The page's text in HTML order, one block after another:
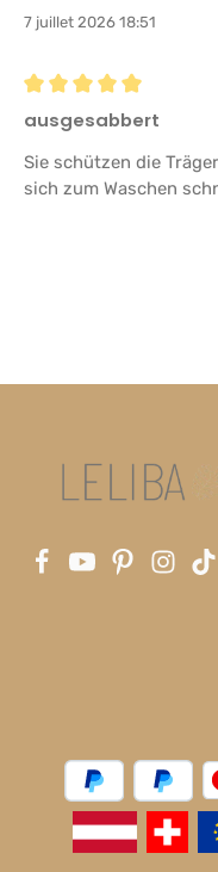
7 juillet 2026 18:51
Évaluation avec une
ausgesabbert
Sie schützen die
sich zum Waschen